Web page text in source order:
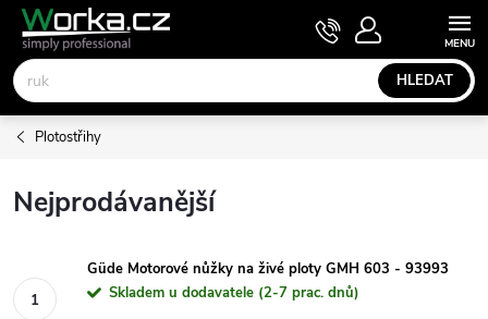
Přejít
obsah
HLEDAT
NÁKUPNÍ
KOŠÍK
Plotostřihy
Nejprodávanější
Güde Motorové nůžky na živé ploty GMH 603 - 93993
Skladem u dodavatele (2-7 prac. dnů)